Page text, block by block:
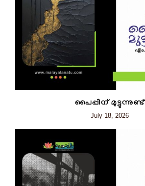
പൈപ്പിന് മുട്ടുന്നുണ്ട്
July 18, 2026